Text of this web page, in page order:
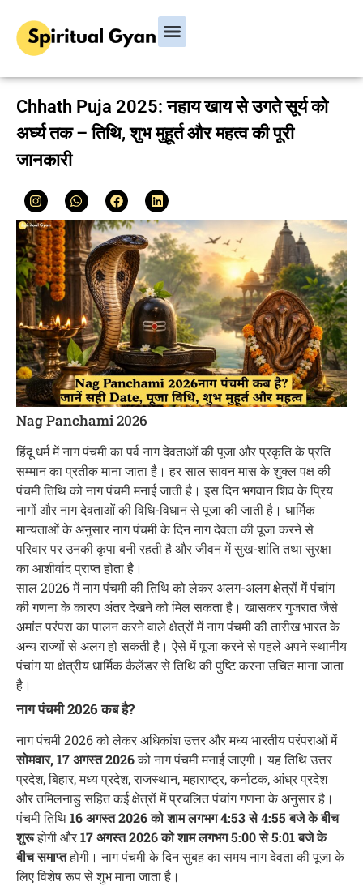
Chhath Puja 2025: नहाय खाय से उगते सूर्य को
अर्घ्य तक – तिथि, शुभ मुहूर्त और महत्व की पूरी
जानकारी
Nag Panchami 2026
हिंदू धर्म में नाग पंचमी का पर्व नाग देवताओं की पूजा और प्रकृति के प्रति
सम्मान का प्रतीक माना जाता है। हर साल सावन मास के शुक्ल पक्ष की
पंचमी तिथि को नाग पंचमी मनाई जाती है। इस दिन भगवान शिव के प्रिय
नागों और नाग देवताओं की विधि-विधान से पूजा की जाती है। धार्मिक
मान्यताओं के अनुसार नाग पंचमी के दिन नाग देवता की पूजा करने से
परिवार पर उनकी कृपा बनी रहती है और जीवन में सुख-शांति तथा सुरक्षा
का आशीर्वाद प्राप्त होता है।
साल 2026 में नाग पंचमी की तिथि को लेकर अलग-अलग क्षेत्रों में पंचांग
की गणना के कारण अंतर देखने को मिल सकता है। खासकर गुजरात जैसे
अमांत परंपरा का पालन करने वाले क्षेत्रों में नाग पंचमी की तारीख भारत के
अन्य राज्यों से अलग हो सकती है। ऐसे में पूजा करने से पहले अपने स्थानीय
पंचांग या क्षेत्रीय धार्मिक कैलेंडर से तिथि की पुष्टि करना उचित माना जाता
है।
नाग पंचमी 2026 कब है?
नाग पंचमी 2026 को लेकर अधिकांश उत्तर और मध्य भारतीय परंपराओं में
सोमवार, 17 अगस्त 2026को नाग पंचमी मनाई जाएगी। यह तिथि उत्तर
प्रदेश, बिहार, मध्य प्रदेश, राजस्थान, महाराष्ट्र, कर्नाटक, आंध्र प्रदेश
और तमिलनाडु सहित कई क्षेत्रों में प्रचलित पंचांग गणना के अनुसार है।
पंचमी तिथि16 अगस्त 2026 को शाम लगभग 4:53 से 4:55 बजे के बीच
शुरूहोगी और17 अगस्त 2026 को शाम लगभग 5:00 से 5:01 बजे के
बीच समाप्तहोगी। नाग पंचमी के दिन सुबह का समय नाग देवता की पूजा के
लिए विशेष रूप से शुभ माना जाता है।